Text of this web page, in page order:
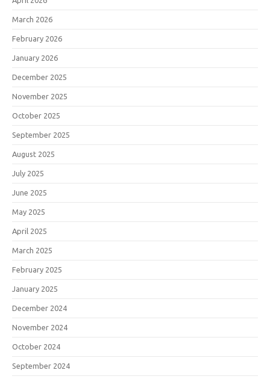
March 2026
February 2026
January 2026
December 2025
November 2025
October 2025
September 2025
August 2025
July 2025
June 2025
May 2025
April 2025
March 2025
February 2025
January 2025
December 2024
November 2024
October 2024
September 2024